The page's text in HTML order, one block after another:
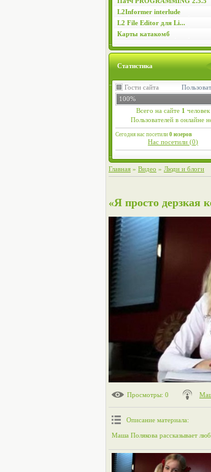
L2Informer interlude
L2 File Editor для Li...
Карты катакомб
Статистика
Гости сайта
100%
Всего на сайте 1 человек
Пользователей в онлайне
Сегодня нас посетили 0 юзеров
Нас посетили (0)
Главная » Видео » Люди и блоги
«Я просто дерзкая
Просмотры: 0
Описание материала:
Маша Полякова рассказывает